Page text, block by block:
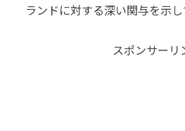
ランドに対する深い関与を示し
スポンサーリ